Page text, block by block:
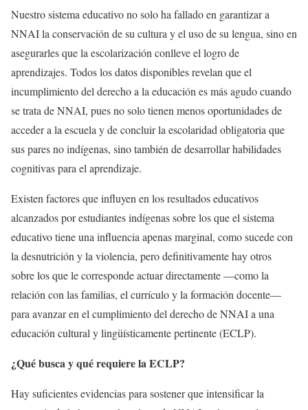
Nuestro sistema educativo no solo ha fallado en garantizar a
NNAI la conservación de su cultura y el uso de su lengua, sino en
asegurarles que la escolarización conlleve el logro de
aprendizajes. Todos los datos disponibles revelan que el
incumplimiento del derecho a la educación es más agudo cuando
se trata de NNAI, pues no solo tienen menos oportunidades de
acceder a la escuela y de concluir la escolaridad obligatoria que
sus pares no indígenas, sino también de desarrollar habilidades
cognitivas para el aprendizaje.
Existen factores que influyen en los resultados educativos
alcanzados por estudiantes indígenas sobre los que el sistema
educativo tiene una influencia apenas marginal, como sucede con
la desnutrición y la violencia, pero definitivamente hay otros
sobre los que le corresponde actuar directamente —como la
relación con las familias, el currículo y la formación docente—
para avanzar en el cumplimiento del derecho de NNAI a una
educación cultural y lingüísticamente pertinente (ECLP).
¿Qué busca y qué requiere la ECLP?
Hay suficientes evidencias para sostener que intensificar la